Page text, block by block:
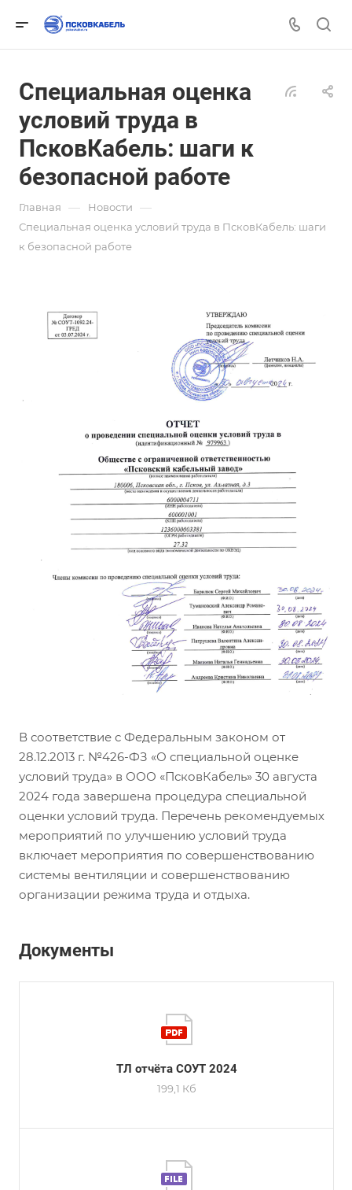
Специальная оценка
условий труда в
ПсковКабель: шаги к
безопасной работе
Главная — Новости —
Специальная оценка условий труда в ПсковКабель: шаги
к безопасной работе
В соответствие с Федеральным законом от
28.12.2013 г. №426-ФЗ «О специальной оценке
условий труда» в ООО «ПсковКабель» 30 августа
2024 года завершена процедура специальной
оценки условий труда. Перечень рекомендуемых
мероприятий по улучшению условий труда
включает мероприятия по совершенствованию
системы вентиляции и совершенствованию
организации режима труда и отдыха.
Документы
ТЛ отчёта СОУТ 2024
199,1 Кб